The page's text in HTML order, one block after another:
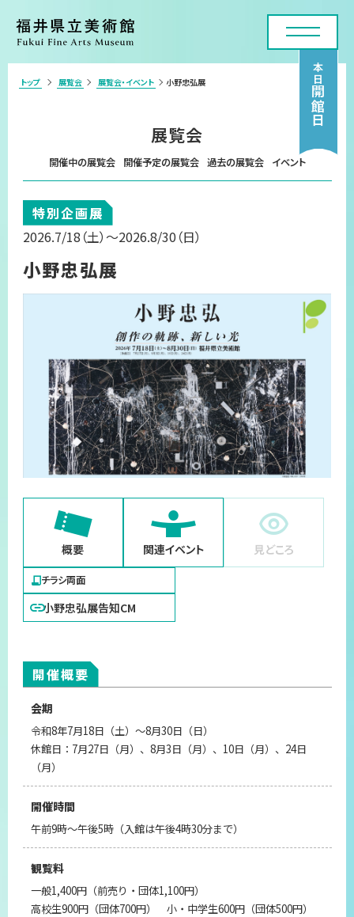
本日
開館日
各種申請・実技講座
コレクション
お問い合わせフォーム
プライバシーポリシー
サイトマップ
トップ 展覧会 展覧会・イベント 小野忠弘展
展覧会
開催中の展覧会 開催予定の展覧会 過去の展覧会 イベント
特別企画展
2026.7/18 （土） ～2026.8/30 （日）
小野忠弘展
概要 関連イベント 見どころ
チラシ両面
小野忠弘展告知CM
開催概要
会期
令和8年7月18日（土）～8月30日（日）
休館日：7月27日（月）、8月3日（月）、10日（月）、24日
（月）
開催時間
午前9時～午後5時（入館は午後4時30分まで）
観覧料
一般1,400円（前売り・団体1,100円）
高校生900円（団体700円） 小・中学生600円（団体500円）